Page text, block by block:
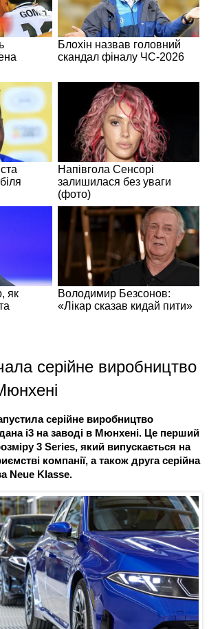
серійне виробництво
серійне виробництво
i3 на заводі в Мюнхені. Це перший
3 Series, який випускається на
компанії, а також друга серійна
Neue Klasse.